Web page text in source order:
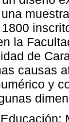
la
de
causas
y
Educación;